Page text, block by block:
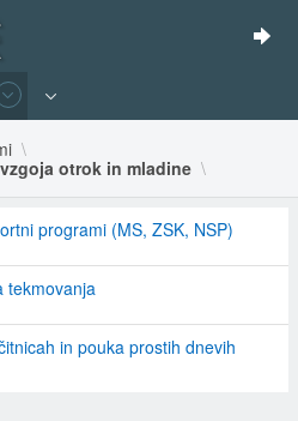
otrok in mladine
programi (MS, ZSK, NSP)
tekmovanja
in pouka prostih dnevih